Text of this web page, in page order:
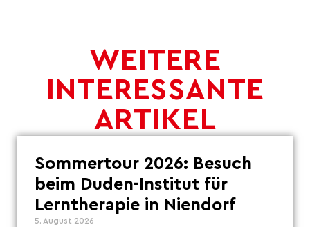
WEITERE
INTERESSANTE
ARTIKEL
Sommertour 2026: Besuch
beim Duden-Institut für
Lerntherapie in Niendorf
5. August 2026